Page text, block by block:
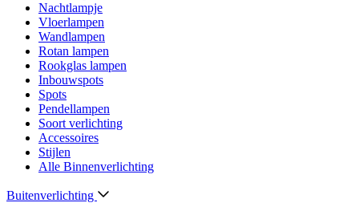
Nachtlampje
Vloerlampen
Wandlampen
Rotan lampen
Rookglas lampen
Inbouwspots
Spots
Pendellampen
Soort verlichting
Accessoires
Stijlen
Alle Binnenverlichting
Buitenverlichting